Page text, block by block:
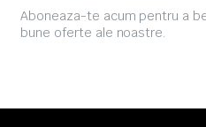
Aboneaza-te acum pentru a
bune oferte ale noastre.